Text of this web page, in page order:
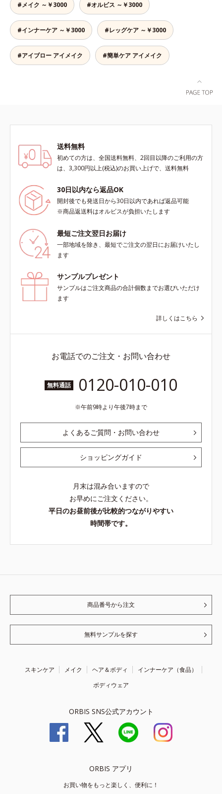
#メイク ～￥3000 #オルビス ～￥3000
#インナーケア ～￥3000 #レッグケア ～￥3000
#アイブロー アイメイク #簡単ケア アイメイク
送料無料
初めての方は、全国送料無料、2回目以降のご利用の方
は、3,300円以上(税込)のお買い上げで、送料無料
30日以内なら返品OK
開封後でも発送日から30日以内であれば返品可能
※商品返送料はオルビスが負担いたします
最短ご注文翌日お届け
一部地域を除き、最短でご注文の翌日にお届けいたし
ます
サンプルプレゼント
サンプルはご注文商品の合計個数までお選びいただけ
ます
詳しくはこちら
お電話でのご注文・お問い合わせ
無料通話 0120-010-010
午前9時より午後7時まで
よくあるご質問・お問い合わせ
ショッピングガイド
月末は混み合いますので
お早めにご注文ください。
平日のお昼前後が比較的つながりやすい
時間帯です。
商品番号から注文
無料サンプルを探す
スキンケア メイク ヘア＆ボディ
インナーケア（食品）
ボディウェア
ORBIS SNS公式アカウント
ORBIS アプリ
お買い物をもっと楽しく、便利に！